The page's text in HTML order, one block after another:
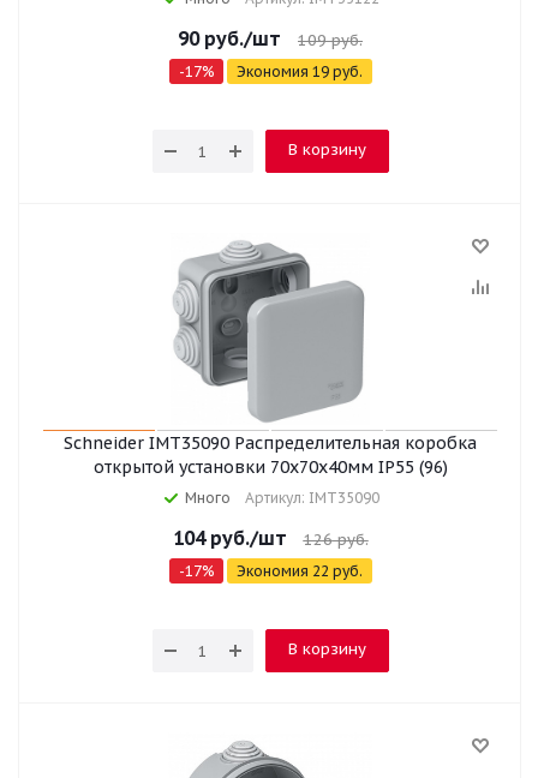
90руб./шт 109руб.
-17% Экономия 19руб.
В корзину
Schneider IMT35090 Распределительная коробка
открытой установки 70x70x40мм IP55 (96)
Много Артикул: IMT35090
104руб./шт 126руб.
-17% Экономия 22 руб.
В корзину